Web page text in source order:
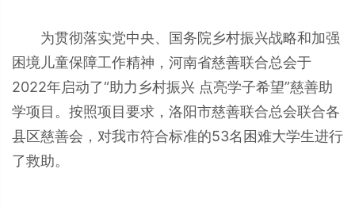
为贯彻落实党中央、国务院乡村振兴战略和加强
困境儿童保障工作精神，河南省慈善联合总会于
2022年启动了“助力乡村振兴 点亮学子希望”慈善助
学项目。按照项目要求，洛阳市慈善联合总会联合各
县区慈善会，对我市符合标准的53名困难大学生进行
了救助。